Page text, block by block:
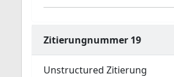
Zitierungnummer 19
Unstructured Zitierung